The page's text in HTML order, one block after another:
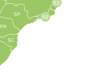
PR
SC
SP
RJ
ES